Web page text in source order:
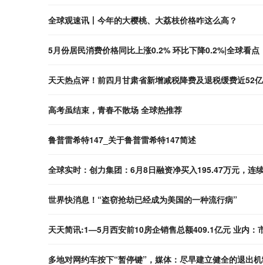
全球观速讯丨今年的大樱桃、大荔枝价格咋这么高？
5月份居民消费价格同比上涨0.2% 环比下降0.2%|全球看点
天天热点评！前四月甘肃省新增减税降费及退税缓费近52
高考虽结束，青春不散场 全球热推荐
鲁普雷希特147_关于鲁普雷希特147简述
全球实时：创力集团：6月8日融资净买入195.47万元，连
世界快消息！“盗窃抢劫已经成为美国的一种流行病”
天天简讯:1—5月西安前10房企销售总额409.1亿元 业内：
多地对网约车按下“暂停键”，媒体：尽早建立健全的退出